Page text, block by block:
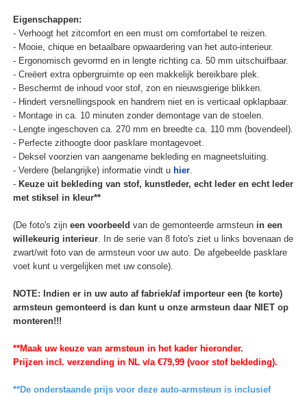
Eigenschappen:
- Verhoogt het zitcomfort en een must om comfortabel te reizen.
- Mooie, chique en betaalbare opwaardering van het auto-interieur.
- Ergonomisch gevormd en in lengte richting ca. 50 mm uitschuifbaar.
- Creëert extra opbergruimte op een makkelijk bereikbare plek.
- Beschermt de inhoud voor stof, zon en nieuwsgierige blikken.
- Hindert versnellingspook en handrem niet en is verticaal opklapbaar.
- Montage in ca. 10 minuten zonder demontage van de stoelen.
- Lengte ingeschoven ca. 270 mm en breedte ca. 110 mm (bovendeel).
- Perfecte zithoogte door pasklare montagevoet.
- Deksel voorzien van aangename bekleding en magneetsluiting.
- Verdere (belangrijke) informatie vindt u hier.
- Keuze uit bekleding van stof, kunstleder, echt leder en echt leder
met stiksel in kleur**
(De foto's zijn een voorbeeld van de gemonteerde armsteun in een
willekeurig interieur. In de serie van 8 foto's ziet u links bovenaan de
zwart/wit foto van de armsteun voor uw auto. De afgebeelde pasklare
voet kunt u vergelijken met uw console).
NOTE: Indien er in uw auto af fabriek/af importeur een (te korte)
armsteun gemonteerd is dan kunt u onze armsteun daar NIET op
monteren!!!
**Maak uw keuze van armsteun in het kader hieronder.
Prijzen incl. verzending in NL v/a €79,99 (voor stof bekleding).
**De onderstaande prijs voor deze auto-armsteun is inclusief